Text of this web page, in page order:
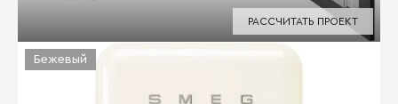
РАССЧИТАТЬ ПРОЕКТ
Бежевый